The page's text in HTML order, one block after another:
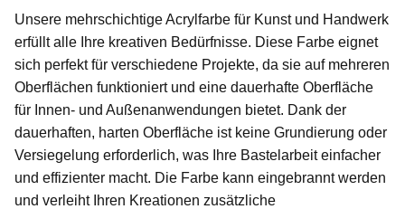
Unsere mehrschichtige Acrylfarbe für Kunst und Handwerk
erfüllt alle Ihre kreativen Bedürfnisse. Diese Farbe eignet
sich perfekt für verschiedene Projekte, da sie auf mehreren
Oberflächen funktioniert und eine dauerhafte Oberfläche
für Innen- und Außenanwendungen bietet. Dank der
dauerhaften, harten Oberfläche ist keine Grundierung oder
Versiegelung erforderlich, was Ihre Bastelarbeit einfacher
und effizienter macht. Die Farbe kann eingebrannt werden
und verleiht Ihren Kreationen zusätzliche